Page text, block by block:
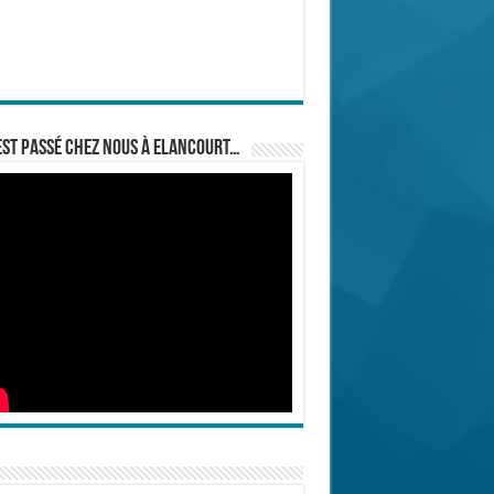
passé chez nous à Elancourt…